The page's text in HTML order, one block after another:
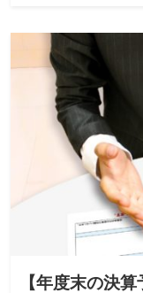
【年度末の決